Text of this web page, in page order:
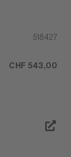
518427
CHF 543,00